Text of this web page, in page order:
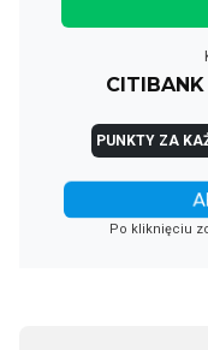
PUNKTY ZA
Po kliknięciu